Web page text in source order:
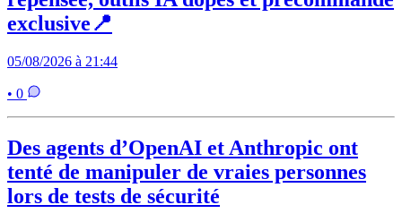
exclusive📍
05/08/2026 à 21:44
• 0
Des agents d’OpenAI et Anthropic ont
tenté de manipuler de vraies personnes
lors de tests de sécurité